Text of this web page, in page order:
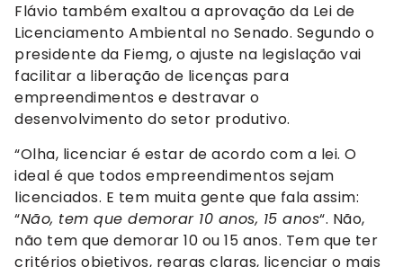
Flávio também exaltou a aprovação da Lei de
Licenciamento Ambiental no Senado. Segundo o
presidente da Fiemg, o ajuste na legislação vai
facilitar a liberação de licenças para
empreendimentos e destravar o
desenvolvimento do setor produtivo.
“Olha, licenciar é estar de acordo com a lei. O
ideal é que todos empreendimentos sejam
licenciados. E tem muita gente que fala assim:
“Não, tem que demorar 10 anos, 15 anos“. Não,
não tem que demorar 10 ou 15 anos. Tem que ter
critérios objetivos, regras claras, licenciar o mais